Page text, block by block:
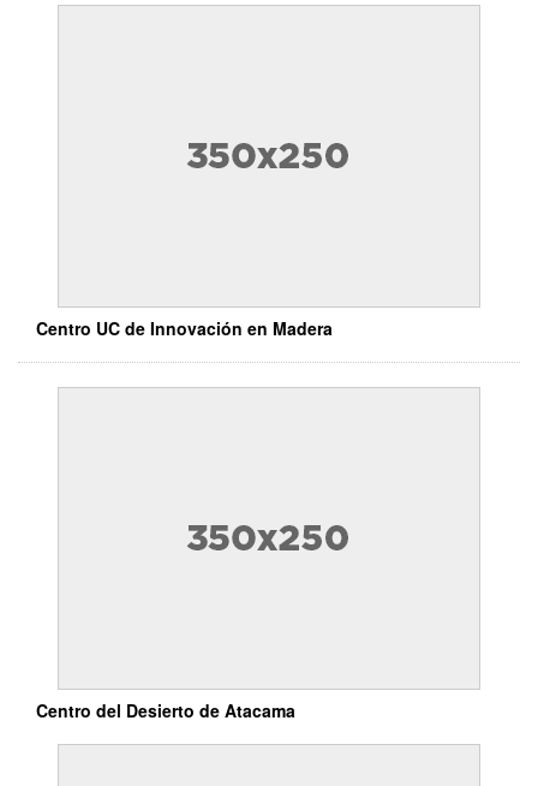
Centro UC de Innovación en Madera
Centro del Desierto de Atacama